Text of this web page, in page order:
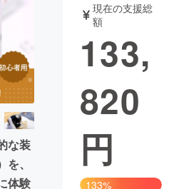
ジェット
書籍・雑誌
チャレンジ
活性化
Good
CAMPFIRE Creation
な装
、
体験
現在の支援総
額
133,
820
円
133%